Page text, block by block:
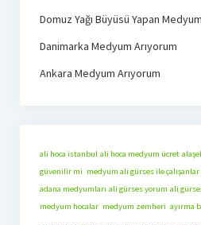
Domuz Yağı Büyüsü Yapan
Danimarka Medyum Arıyorum
Ankara Medyum Arıyorum
ali hoca istanbul ali hoca medyum ücret
güvenilir mi medyum ali gürses ile çalışanlar
adana medyumları ali gürses yorum ali
medyum hocalar medyum zemheri ayırma